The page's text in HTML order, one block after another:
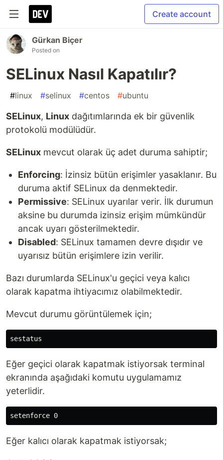
Create account
Gürkan Biçer
Posted on
SELinux Nasıl Kapatılır?
#linux #selinux #centos #ubuntu
SELinux, Linux dağıtımlarında ek bir güvenlik
protokolü modülüdür.
SELinux mevcut olarak üç adet duruma sahiptir;
Enforcing: İzinsiz bütün erişimler yasaklanır. Bu
duruma aktif SELinux da denmektedir.
Permissive: SELinux uyarılar verir. İlk durumun
aksine bu durumda izinsiz erişim mümkündür
ancak uyarı gösterilmektedir.
Disabled: SELinux tamamen devre dışıdır ve
uyarısız bütün erişimlere izin verilir.
Bazı durumlarda SELinux'u geçici veya kalıcı
olarak kapatma ihtiyacımız olabilmektedir.
Mevcut durumu görüntülemek için;
Eğer geçici olarak kapatmak istiyorsak terminal
ekranında aşağıdaki komutu uygulamamız
yeterlidir.
Eğer kalıcı olarak kapatmak istiyorsak;